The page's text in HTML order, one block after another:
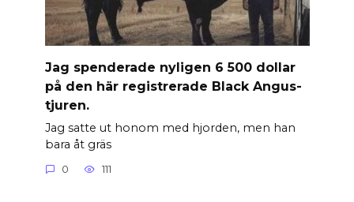
Jag spenderade nyligen 6 500 dollar
på den här registrerade Black Angus-
tjuren.
Jag satte ut honom med hjorden, men han
bara åt gräs
0 111